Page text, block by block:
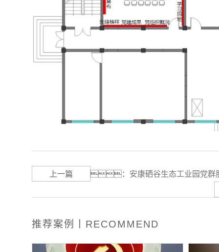
上一篇 ： 安康硒谷生态工业园党
推荐案例丨RECOMMEND